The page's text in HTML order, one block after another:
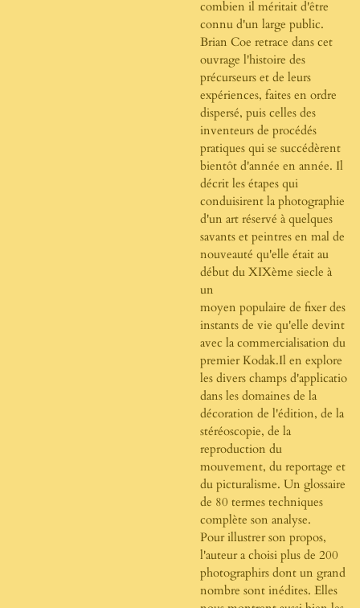
combien il méritait d'être
connu d'un large public.
Brian Coe retrace dans cet
ouvrage l'histoire des
précurseurs et de leurs
expériences, faites en ordre
dispersé, puis celles des
inventeurs de procédés
pratiques qui se succédèrent
bientôt d'année en année. Il
décrit les étapes qui
conduisirent la photographie
d'un art réservé à quelques
savants et peintres en mal de
nouveauté qu'elle était au
début du XIXème siecle à
un
moyen populaire de fixer des
instants de vie qu'elle devint
avec la commercialisation du
premier Kodak.Il en explore
les divers champs d'applicatio
dans les domaines de la
décoration de l'édition, de la
stéréoscopie, de la
reproduction du
mouvement, du reportage et
du picturalisme. Un glossaire
de 80 termes techniques
complète son analyse.
Pour illustrer son propos,
l'auteur a choisi plus de 200
photographirs dont un grand
nombre sont inédites. Elles